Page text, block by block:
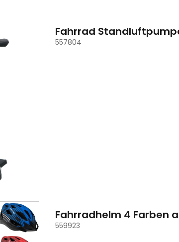
Fahrrad
557804
Fahrradhelm 4 Farben
559923